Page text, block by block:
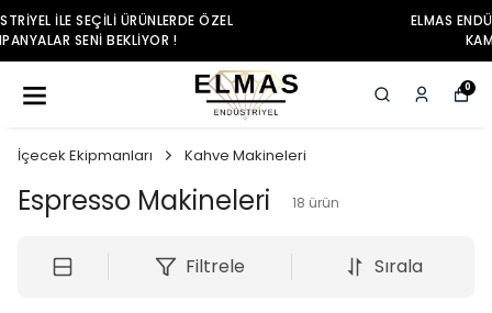
ELMAS ENDÜSTRIYEL ILE SEÇILI ÜRÜNLERDE ÖZEL
KAMPANYALAR SENI BEKLIYOR !
0
İçecek Ekipmanları Kahve Makineleri
Espresso Makineleri 18 ürün
Filtrele Sırala